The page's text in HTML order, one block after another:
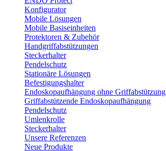
Konfigurator
Mobile Lösungen
Mobile Basiseinheiten
Protektoren & Zubehör
Handgriffabstützungen
Steckerhalter
Pendelschutz
Stationäre Lösungen
Befestigungshalter
Endoskopaufhängung ohne Griffabstützung
Griffabstützende Endoskopaufhängung
Pendelschutz
Umlenkrolle
Steckerhalter
Unsere Referenzen
Neue Produkte